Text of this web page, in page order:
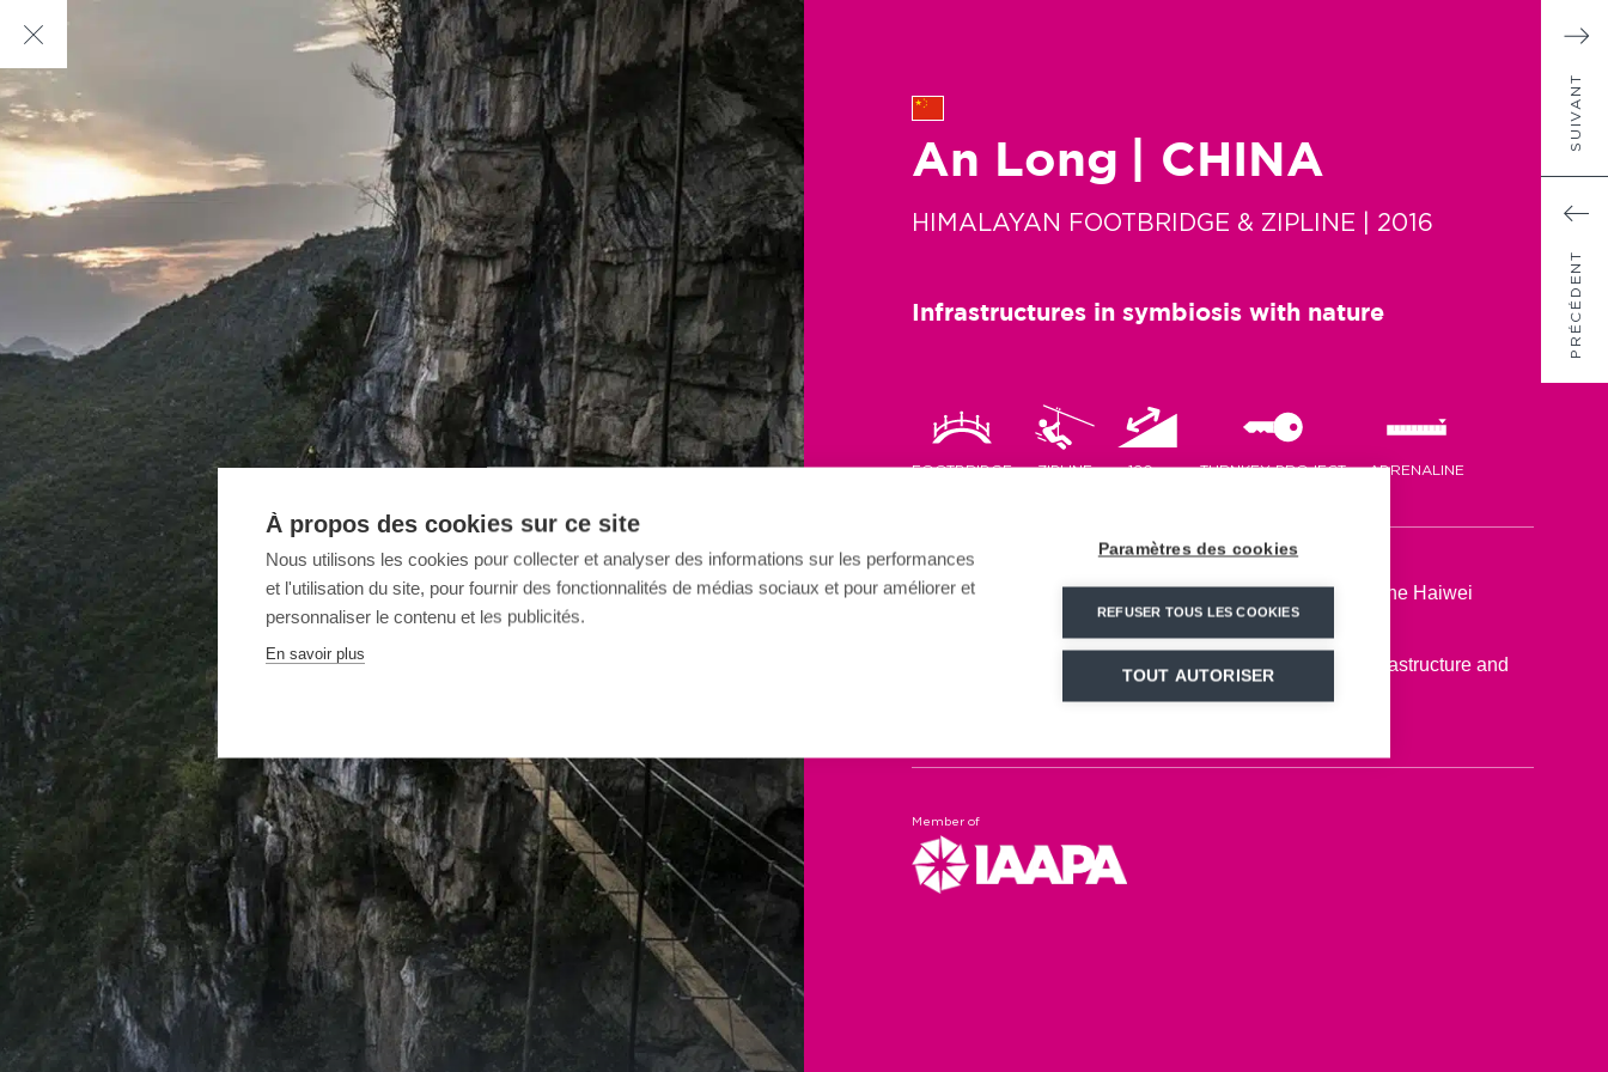
PRÉCÉDENT
SUIVANT
An Long | CHINA
HIMALAYAN FOOTBRIDGE & ZIPLINE | 2016
Infrastructures in symbiosis with nature
FOOTBRIDGE ZIPLINE 120m TURNKEY PROJECT ADRENALINE
This Himalayan footbridge offers a breathtaking view of the Haiwei
The surrounding rocks are both the foundation of this infrastructure and
an important part of the view.
Member of
À propos des cookies sur ce site
Nous utilisons les cookies pour collecter et analyser des informations sur les performances
et l'utilisation du site, pour fournir des fonctionnalités de médias sociaux et pour améliorer et
personnaliser le contenu et les publicités.
En savoir plus
Paramètres des cookies
REFUSER TOUS LES COOKIES
TOUT AUTORISER